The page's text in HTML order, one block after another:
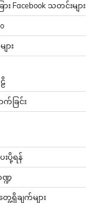
ား Facebook သတင်းများ
ား
ခြင်း
းပို့ရန်
ဍ
ရှိချက်များ